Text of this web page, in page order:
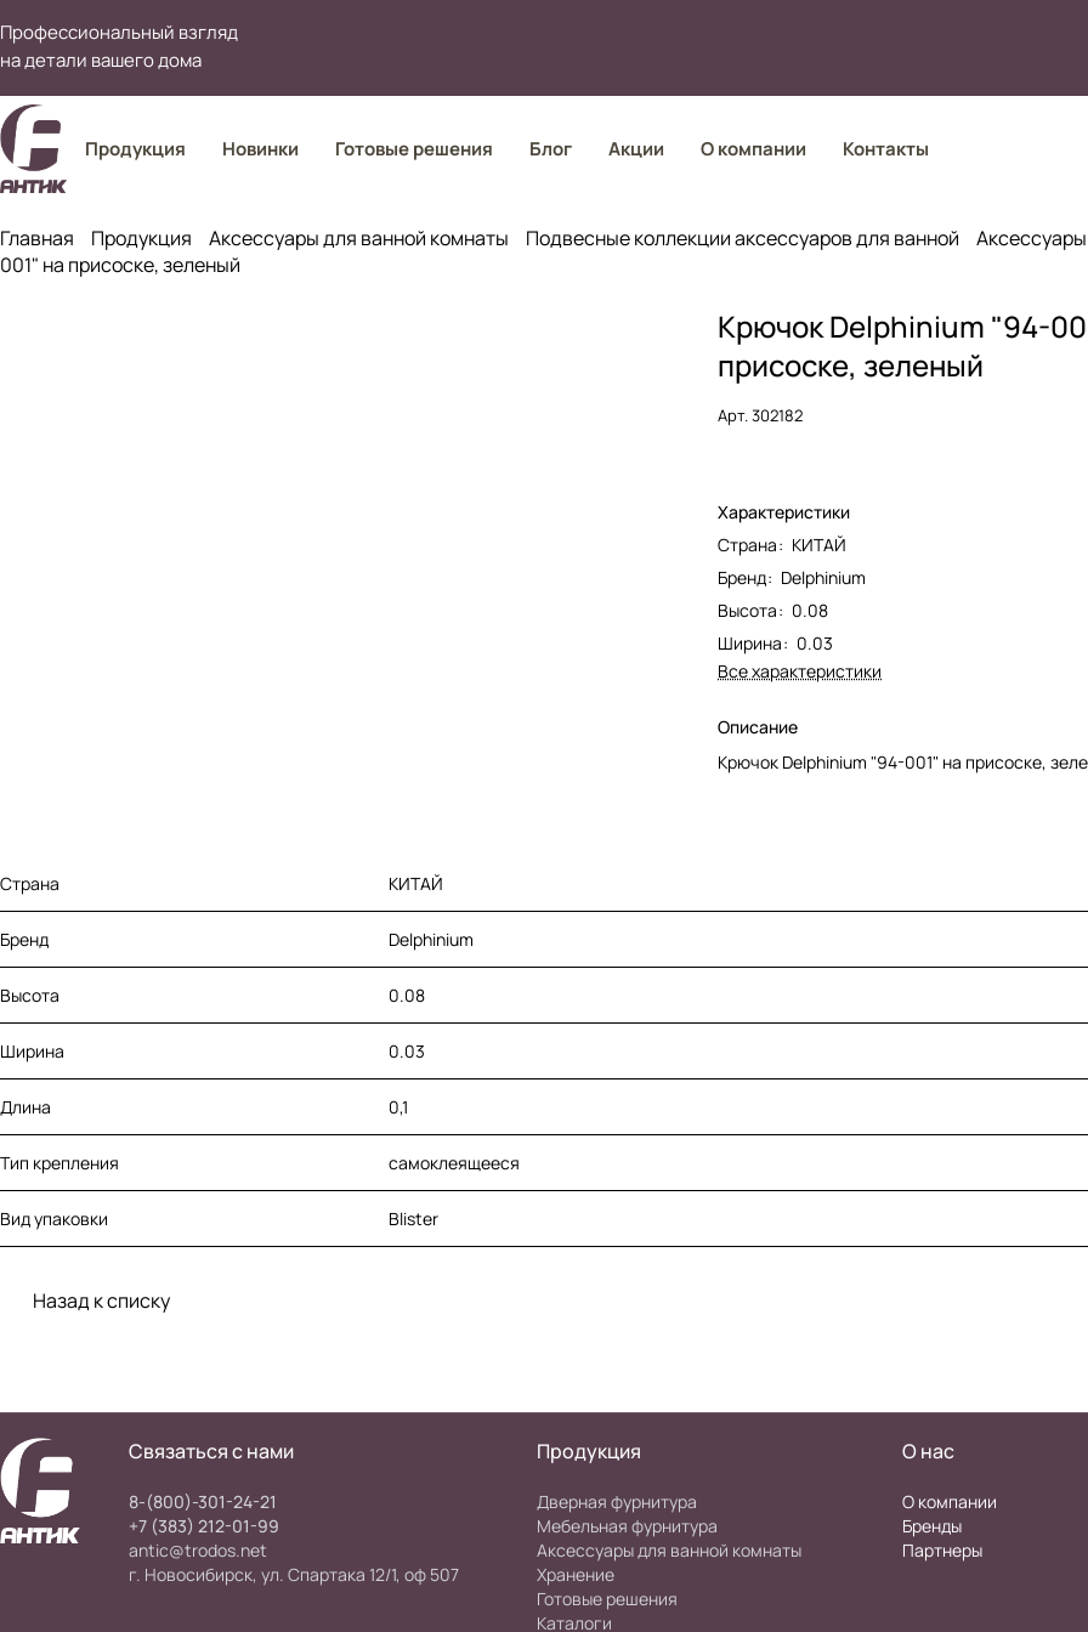
Профессиональный взгляд
на детали вашего дома
Продукция Новинки Готовые решения Блог Акции О компании Контакты
Главная Продукция Аксессуары для ванной комнаты Подвесные коллекции аксессуаров для ванной
001" на присоске, зеленый
Крючок Delphinium "94-
присоске, зеленый
Арт.302182
Характеристики
Страна: КИТАЙ
Бренд: Delphinium
Высота: 0.08
Ширина: 0.03
Все характеристики
Описание
Крючок Delphinium "94-001" на присоске,
Страна КИТАЙ
Бренд Delphinium
Высота 0.08
Ширина 0.03
Длина 0,1
Тип крепления самоклеящееся
Вид упаковки Blister
Назад к списку
Связаться с нами
8-(800)-301-24-21
+7 (383) 212-01-99
antic@trodos.net
г. Новосибирск, ул. Спартака 12/1, оф 507
Продукция
Дверная фурнитура
Мебельная фурнитура
Аксессуары для ванной комнаты
Хранение
Готовые решения
Каталоги
О нас
О компании
Бренды
Партнеры